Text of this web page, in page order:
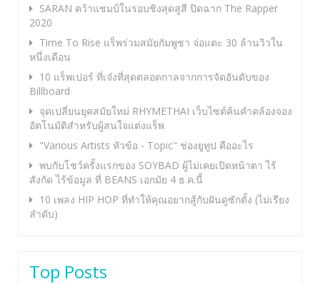
SARAN คว้าแชมป์ในรอบชิงสุดสูสี ปิดฉาก The Rapper
2020
Time To Rise แร็พร่วมสมัยกัมพูชา จ่อแตะ 30 ล้านวิวใน
หนึ่งเดือน
10 แร็พเปอร์ ที่เจ๋งที่สุดตลอดกาลจากการจัดอันดับของ
Billboard
จุดเปลี่ยนยุคสมัยใหม่ RHYMETHAI เว็บไซต์ค้นคำคล้องจอง
อัตโนมัติสำหรับผู้สนใจแต่งแร็พ
"Various Artists หัวข้อ - Topic" ช่องยูทูป คืออะไร
พบกับโชว์ครั้งแรกของ SOYBAD ผู้ไม่เคยเปิดหน้าตา ไร้
สังกัด ไร้ข้อมูล ที่ BEANS เอกมัย 4 ธ.ค.นี้
10 เพลง HIP HOP ที่ทำให้คุณอยากสู้กับฝันดูซักตั้ง (ไม่เรียง
ลำดับ)
Top Posts